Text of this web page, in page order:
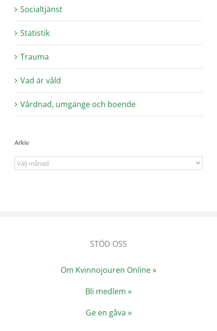
Socialtjänst
Statistik
Trauma
Vad är våld
Vårdnad, umgänge och boende
Arkiv
Arkiv
STÖD OSS
Om Kvinnojouren Online »
Bli medlem »
Ge en gåva »